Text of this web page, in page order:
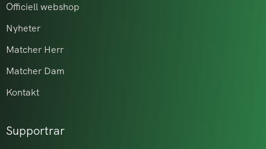
Officiell webshop
Nyheter
Matcher Herr
Matcher Dam
Kontakt
Supportrar